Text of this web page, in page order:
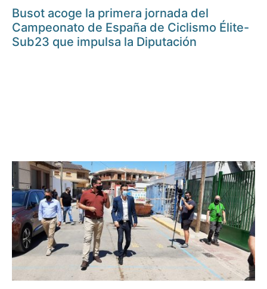
Busot acoge la primera jornada del
Campeonato de España de Ciclismo Élite-
Sub23 que impulsa la Diputación